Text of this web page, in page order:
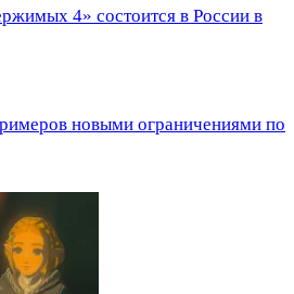
4» состоится в России в
новыми ограничениями по